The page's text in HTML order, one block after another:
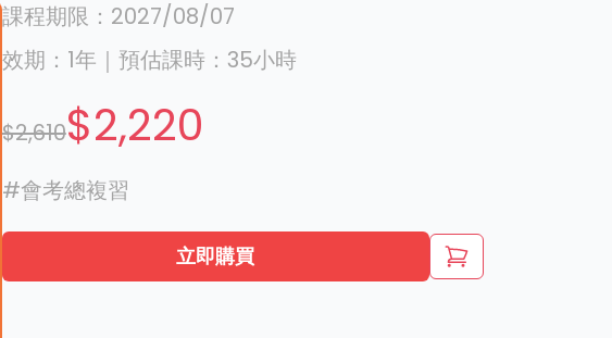
課程期限： 2027/08/07
效期： 1年 ｜ 預估課時： 35小時
$2,610$2,220
#會考總複習
立即購買